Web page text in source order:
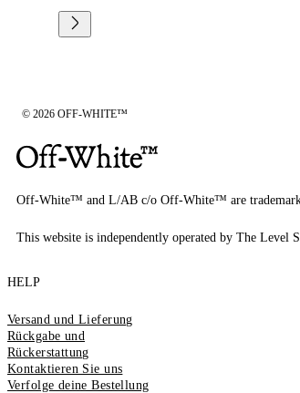
© 2026 OFF-WHITE™
Off-White™ and L/AB c/o Off-White™ are
This website is independently operated by The Level
HELP
Versand und Lieferung
Rückgabe und
Rückerstattung
Kontaktieren Sie uns
Verfolge deine Bestellung